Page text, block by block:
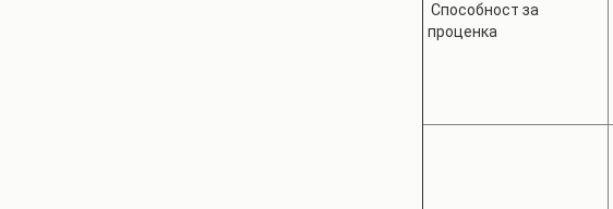
Способност за
проценка